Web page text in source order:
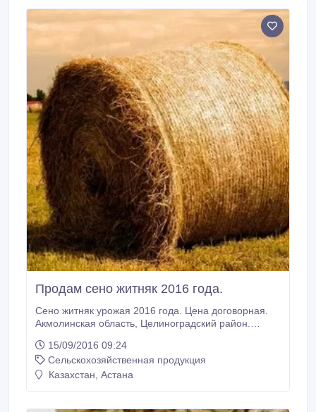
Продам сено житняк 2016 года.
Сено житняк урожая 2016 года. Цена договорная.
Акмолинская область, Целиноградский район.
15/09/2016 09:24
Сельскохозяйственная продукция
Казахстан, Астана